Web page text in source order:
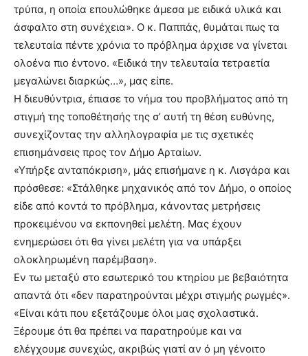
τρύπα, η οποία επουλώθηκε άμεσα με ειδικά υλικά και
άσφαλτο στη συνέχεια». Ο κ. Παππάς, θυμάται πως τα
τελευταία πέντε χρόνια το πρόβλημα άρχισε να γίνεται
ολοένα πιο έντονο. «Ειδικά την τελευταία τετραετία
μεγαλώνει διαρκώς…», μας είπε.
Η διευθύντρια, έπιασε το νήμα του προβλήματος από τη
στιγμή της τοποθέτησής της σ’ αυτή τη θέση ευθύνης,
συνεχίζοντας την αλληλογραφία με τις σχετικές
επισημάνσεις προς τον Δήμο Αρταίων.
«Υπήρξε ανταπόκριση», μάς επισήμανε η κ. Λισγάρα και
πρόσθεσε: «Στάλθηκε μηχανικός από τον Δήμο, ο οποίος
είδε από κοντά το πρόβλημα, κάνοντας μετρήσεις
προκειμένου να εκπονηθεί μελέτη. Μας έχουν
ενημερώσει ότι θα γίνει μελέτη για να υπάρξει
ολοκληρωμένη παρέμβαση».
Εν τω μεταξύ στο εσωτερικό του κτηρίου με βεβαιότητα
απαντά ότι «δεν παρατηρούνται μέχρι στιγμής ρωγμές».
«Είναι κάτι που εξετάζουμε όλοι μας σχολαστικά.
Ξέρουμε ότι θα πρέπει να παρατηρούμε και να
ελέγχουμε συνεχώς, ακριβώς γιατί αν ό μη γένοιτο